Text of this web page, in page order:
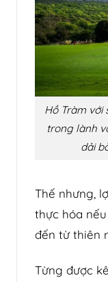
Hồ Tràm với
trong lành
dải
Thế nhưng,
thực hóa
đến từ thiên
Từng được